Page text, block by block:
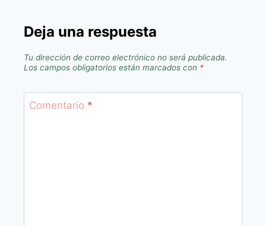
Deja una respuesta
Tu dirección de correo electrónico no será publicada.
Los campos obligatorios están marcados con *
Comentario *